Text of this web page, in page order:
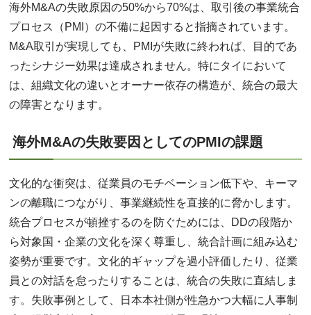
海外M&Aの失敗原因の50%から70%は、取引後の事業統合
プロセス（PMI）の不備に起因すると指摘されています。
M&A取引が実現しても、PMIが失敗に終われば、目的であ
ったシナジー効果は達成されません。特にタイにおいて
は、組織文化の違いとオーナー依存の構造が、統合の最大
の障害となります。
海外M&Aの失敗要因としてのPMIの課題
文化的な衝突は、従業員のモチベーション低下や、キーマ
ンの離職につながり、事業継続性を直接的に脅かします。
統合プロセスが頓挫するのを防ぐためには、DDの段階か
ら対象国・企業の文化を深く尊重し、統合計画に組み込む
姿勢が重要です。文化的ギャップを過小評価したり、従業
員との対話を怠ったりすることは、統合の失敗に直結しま
す。失敗事例として、日本本社側が性急かつ大幅に人事制